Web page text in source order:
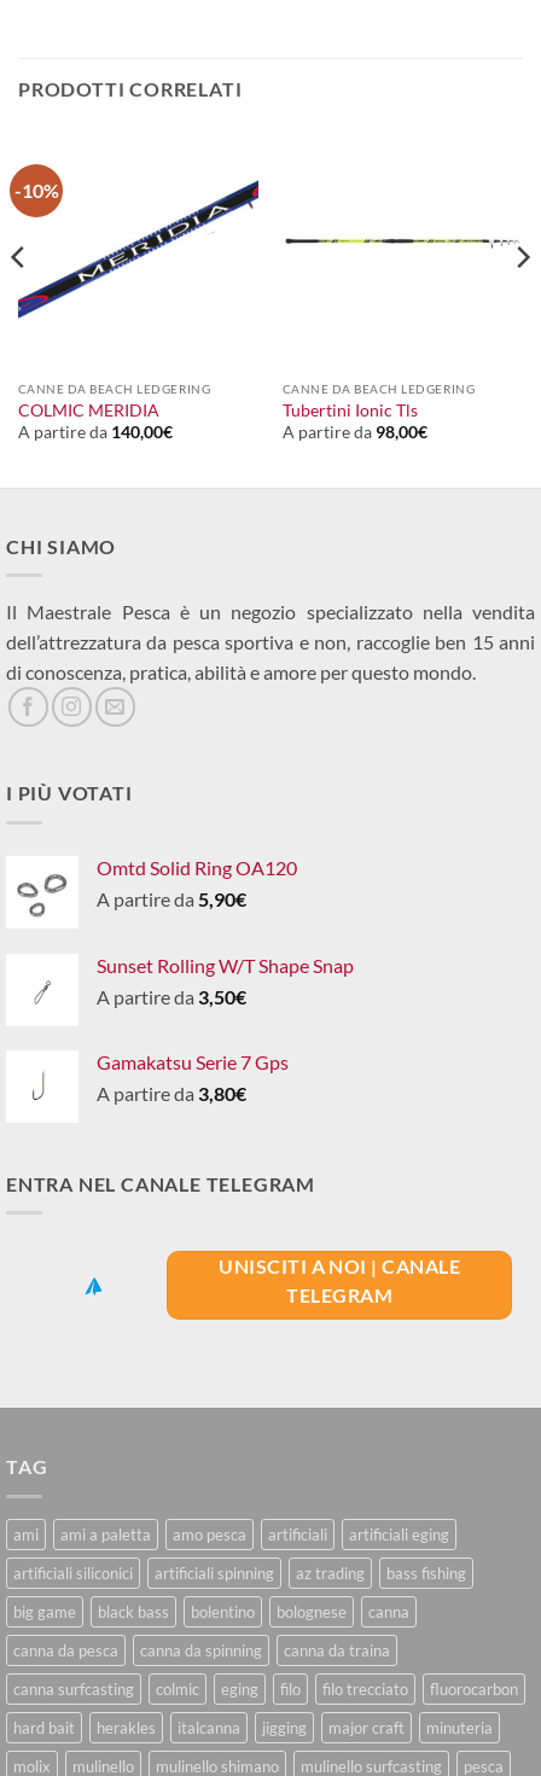
PRODOTTI CORRELATI
-10%
CANNE DA BEACH LEDGERING
COLMIC MERIDIA
A partire da 140,00€
CANNE DA BEACH LEDGERING
Tubertini Ionic Tls
A partire da 98,00€
CHI SIAMO
Il Maestrale Pesca è un negozio specializzato nella vendita
dell’attrezzatura da pesca sportiva e non, raccoglie ben 15 anni
di conoscenza, pratica, abilità e amore per questo mondo.
I PIÙ VOTATI
Omtd Solid Ring OA120
A partire da 5,90€
Sunset Rolling W/T Shape Snap
A partire da 3,50€
Gamakatsu Serie 7 Gps
A partire da 3,80€
ENTRA NEL CANALE TELEGRAM
UNISCITI A NOI | CANALE
TELEGRAM
TAG
ami ami a paletta amo pesca artificiali
artificiali eging
artificiali siliconici
artificiali spinning az trading
bass fishing
big game
black bass bolentino bolognese
canna
canna da pesca
canna da spinning
canna da traina
canna surfcasting
colmic eging filo filo trecciato
fluorocarbon
hard bait
herakles italcanna jigging major craft
minuteria
molix
mulinello mulinello shimano mulinello surfcasting pesca